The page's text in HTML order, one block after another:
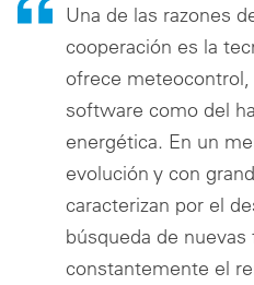
Una de las razones
cooperación es la
ofrece
software como del
energética. En un
evolución y con
caracterizan por el
búsqueda de
constantemente el